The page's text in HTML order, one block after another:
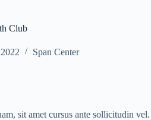
Club
Span Center
sit amet cursus ante sollicitudin vel.